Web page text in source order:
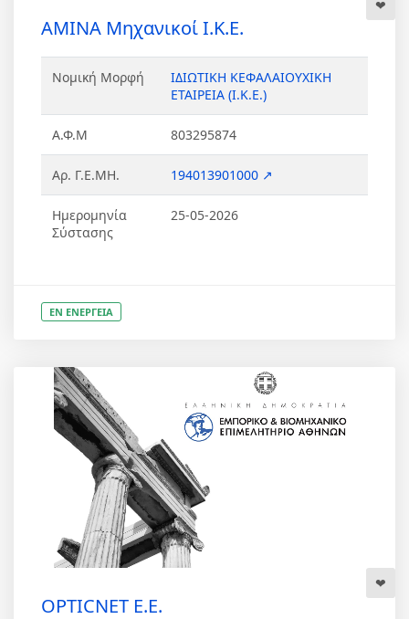
AMINA Μηχανικοί Ι.Κ.Ε.
Νομική Μορφή
ΙΔΙΩΤΙΚΗ ΚΕΦΑΛΑΙΟΥΧΙΚΗ
ΕΤΑΙΡΕΙΑ (Ι.Κ.Ε.)
Α.Φ.Μ 803295874
Αρ. Γ.Ε.ΜΗ. 194013901000 ↗
Ημερομηνία
Σύστασης
25-05-2026
ΕΝ ΕΝΕΡΓΕΙΑ
OPTICNET Ε.Ε.